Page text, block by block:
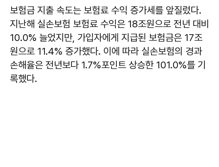
보험금 지출 속도는 보험료 수익 증가세를 앞질렀다.
지난해 실손보험 보험료 수익은 18조원으로 전년 대비
10.0% 늘었지만, 가입자에게 지급된 보험금은 17조
원으로 11.4% 증가했다. 이에 따라 실손보험의 경과
손해율은 전년보다 1.7%포인트 상승한 101.0%를 기
록했다.